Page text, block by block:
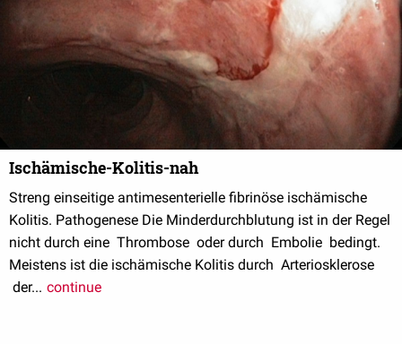
Ischämische-Kolitis-nah
Streng einseitige antimesenterielle fibrinöse ischämische
Kolitis. Pathogenese Die Minderdurchblutung ist in der Regel
nicht durch eine Thrombose oder durch Embolie bedingt.
Meistens ist die ischämische Kolitis durch Arteriosklerose
der... continue